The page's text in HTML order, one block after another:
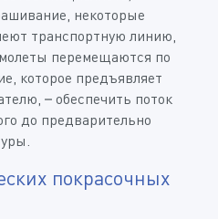
некоторые
транспортную линию,
перемещаются по
которое предъявляет
– обеспечить поток
до предварительно
покрасочных